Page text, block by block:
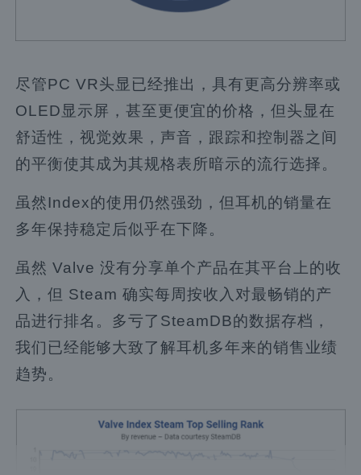
尽管PC VR头显已经推出，具有更高分辨率或
OLED显示屏，甚至更便宜的价格，但头显在
舒适性，视觉效果，声音，跟踪和控制器之间
的平衡使其成为其规格表所暗示的流行选择。
虽然Index的使用仍然强劲，但耳机的销量在
多年保持稳定后似乎在下降。
虽然 Valve 没有分享单个产品在其平台上的收
入，但 Steam 确实每周按收入对最畅销的产
品进行排名。多亏了SteamDB的数据存档，
我们已经能够大致了解耳机多年来的销售业绩
趋势。